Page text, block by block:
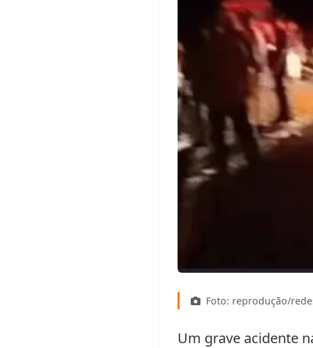
Foto: reprodução/
Um grave acidente